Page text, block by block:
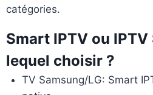
catégories.
Smart IPTV ou
lequel choisir ?
TV Samsung/LG: Smart